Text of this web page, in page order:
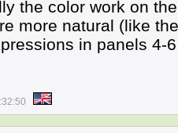
the color work on
more natural (like
in panels 4-